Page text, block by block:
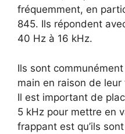
fréquemment, en
845. Ils répondent
40 Hz à 16 kHz.
Ils sont
main en raison de
Il est important de
5 kHz pour mettre en
frappant est qu’ils